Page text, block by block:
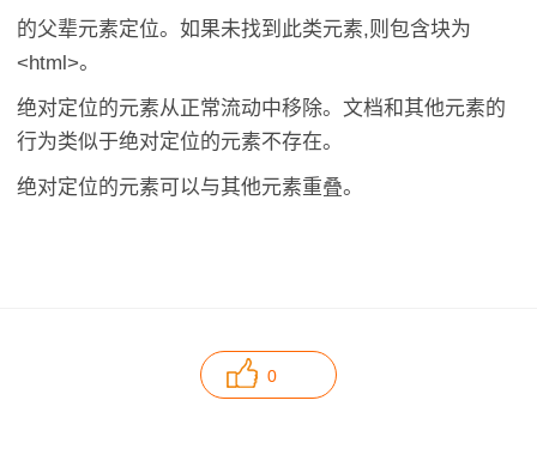
的父辈元素定位。如果未找到此类元素,则包含块为
<html>。
绝对定位的元素从正常流动中移除。文档和其他元素的
行为类似于绝对定位的元素不存在。
绝对定位的元素可以与其他元素重叠。
0